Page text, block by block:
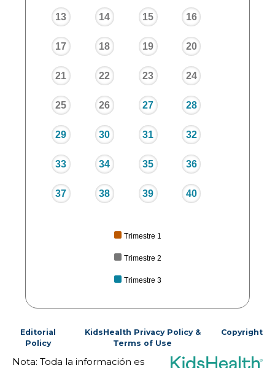
13 14 15 16
17 18 19 20
21 22 23 24
25 26 27 28
29 30 31 32
33 34 35 36
37 38 39 40
Trimestre 1
Trimestre 2
Trimestre 3
Editorial
Policy
KidsHealth Privacy Policy &
Terms of Use
Copyright
Nota: Toda la información es